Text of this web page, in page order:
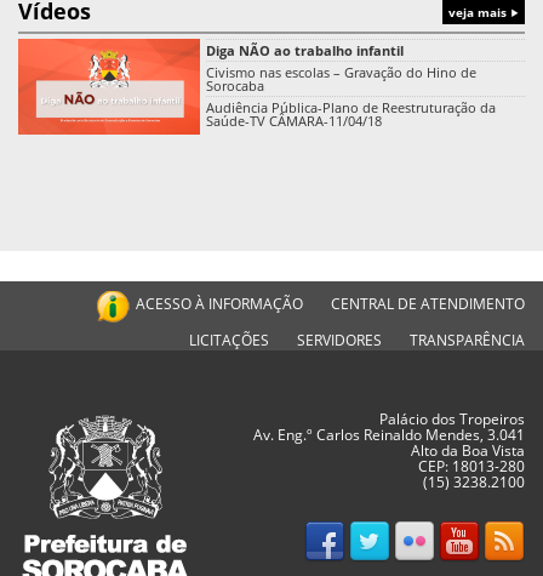
Vídeos veja mais
Diga NÃO ao trabalho infantil
Civismo nas escolas – Gravação do Hino de
Sorocaba
Audiência Pública-Plano de Reestruturação da
Saúde-TV CÂMARA-11/04/18
ACESSO À INFORMAÇÃO
CENTRAL DE ATENDIMENTO
LICITAÇÕES
SERVIDORES TRANSPARÊNCIA
Palácio dos Tropeiros
Av. Eng.º Carlos Reinaldo Mendes, 3.041
Alto da Boa Vista
CEP: 18013-280
(15) 3238.2100